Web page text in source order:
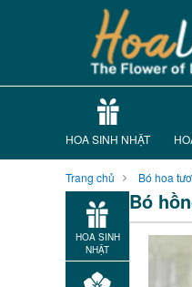
HOA SINH NHẬT
Trang chủ Bó hoa
HOA SINH
NHẬT
Bó